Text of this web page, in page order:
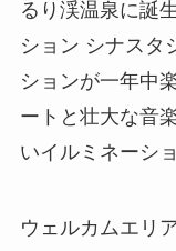
るり渓温泉に誕
ション シナスタ
ションが一年中
ートと壮大な音
いイルミネーシ
ウェルカムエリ